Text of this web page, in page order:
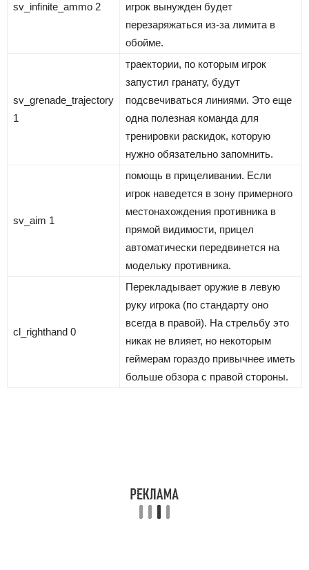
sv_infinite_ammo 2
игрок вынужден будет
перезаряжаться из-за лимита в
обойме.
sv_grenade_trajectory
1
траектории, по которым игрок
запустил гранату, будут
подсвечиваться линиями. Это еще
одна полезная команда для
тренировки раскидок, которую
нужно обязательно запомнить.
sv_aim 1
помощь в прицеливании. Если
игрок наведется в зону примерного
местонахождения противника в
прямой видимости, прицел
автоматически передвинется на
модельку противника.
cl_righthand 0
Перекладывает оружие в левую
руку игрока (по стандарту оно
всегда в правой). На стрельбу это
никак не влияет, но некоторым
геймерам гораздо привычнее иметь
больше обзора с правой стороны.